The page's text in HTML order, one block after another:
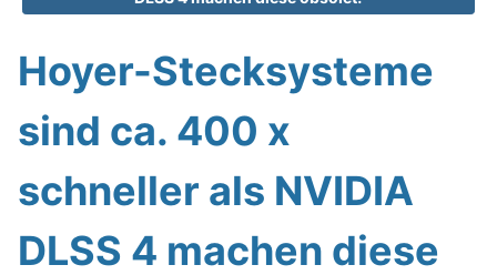
Hoyer-Stecksysteme
sind ca. 400 x
schneller als NVIDIA
DLSS 4 machen diese